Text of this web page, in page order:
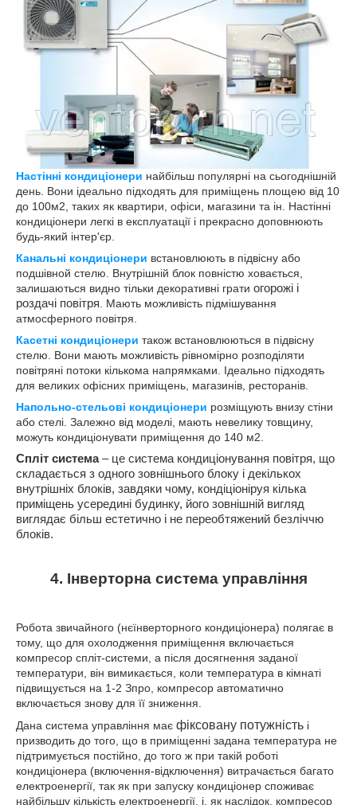
Настінні кондиціонери найбільш популярні на сьогоднішній
день. Вони ідеально підходять для приміщень площею від 10
до 100м2, таких як квартири, офіси, магазини та ін. Настінні
кондиціонери легкі в експлуатації і прекрасно доповнюють
будь-який інтер'єр.
Канальні кондиціонери встановлюють в підвісну або
подшівной стелю. Внутрішній блок повністю ховається,
залишаються видно тільки декоративні грати огорожі і
роздачі повітря . Мають можливість підмішування
атмосферного повітря.
Касетні кондиціонери також встановлюються в підвісну
стелю. Вони мають можливість рівномірно розподіляти
повітряні потоки кількома напрямками. Ідеально підходять
для великих офісних приміщень, магазинів, ресторанів.
Напольно-стельові кондиціонери розміщують внизу стіни
або стелі. Залежно від моделі, мають невелику товщину,
можуть кондиціонувати приміщення до 140 м2.
Спліт система– це система кондиціонування повітря, що
складається з одного зовнішнього блоку і декількох
внутрішніх блоків, завдяки чому, кондіціоніруя кілька
приміщень усередині будинку, його зовнішній вигляд
виглядає більш естетично і не переобтяжений безліччю
блоків.
4. Інверторна система управління
Робота звичайного (нєїнверторного кондиціонера) полягає в
тому, що для охолодження приміщення включається
компресор спліт-системи, а після досягнення заданої
температури, він вимикається, коли температура в кімнаті
підвищується на 1-2 Зпро, компресор автоматично
включається знову для її зниження.
Дана система управління має фіксовану потужність і
призводить до того, що в приміщенні задана температура не
підтримується постійно, до того ж при такій роботі
кондиціонера (включення-відключення) витрачається багато
електроенергії, так як при запуску кондиціонер споживає
найбільшу кількість електроенергії, і, як наслідок, компресор